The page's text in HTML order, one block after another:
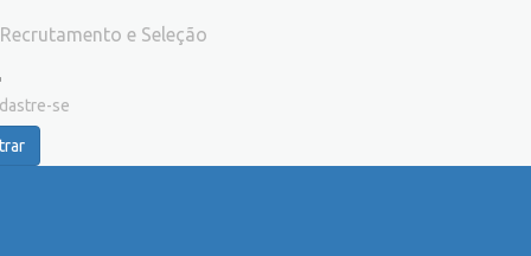
Recrutamento e Seleção
se